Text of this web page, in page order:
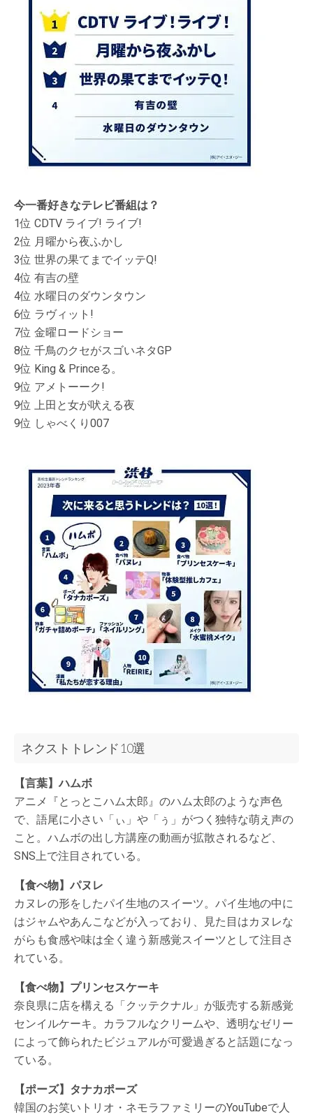
今一番好きなテレビ番組は？
1位 CDTV ライブ! ライブ!
2位 月曜から夜ふかし
3位 世界の果てまでイッテQ!
4位 有吉の壁
4位 水曜日のダウンタウン
6位 ラヴィット!
7位 金曜ロードショー
8位 千鳥のクセがスゴいネタGP
9位 King & Princeる。
9位 アメトーーク!
9位 上田と女が吠える夜
9位 しゃべくり007
ネクストトレンド10選
【言葉】ハムボ
アニメ『とっとこハム太郎』のハム太郎のような声色
で、語尾に小さい「ぃ」や「ぅ」がつく独特な萌え声の
こと。ハムボの出し方講座の動画が拡散されるなど、
SNS上で注目されている。
【食べ物】パヌレ
カヌレの形をしたパイ生地のスイーツ。パイ生地の中に
はジャムやあんこなどが入っており、見た目はカヌレな
がらも食感や味は全く違う新感覚スイーツとして注目さ
れている。
【食べ物】プリンセスケーキ
奈良県に店を構える「クッテクナル」が販売する新感覚
センイルケーキ。カラフルなクリームや、透明なゼリー
によって飾られたビジュアルが可愛過ぎると話題になっ
ている。
【ポーズ】タナカポーズ
韓国のお笑いトリオ・ネモラファミリーのYouTubeで人